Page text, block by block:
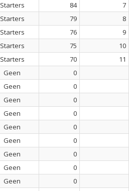
Starters 84
7
Starters 79
8
Starters 76
9
Starters 75
10
Starters 70
11
Geen
0
Geen
0
Geen
0
Geen
0
Geen
0
Geen
0
Geen
0
Geen
0
Geen
0